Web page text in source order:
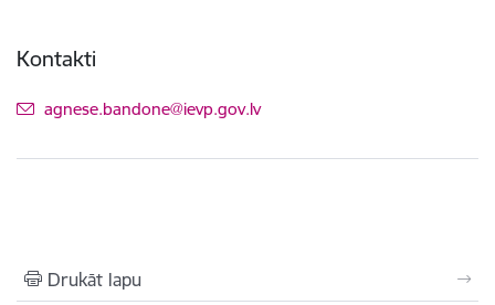
Kontakti
E-pasts:
agnese.bandone@ievp.gov.lv
Drukāt lapu